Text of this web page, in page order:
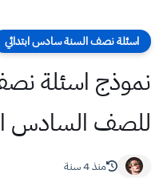
اسئلة نصف السنة سادس ابتدائي
نموذج اسئلة
للصف السادس
منذ 4 سنة